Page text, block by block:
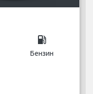
local_gas_station
Бензин